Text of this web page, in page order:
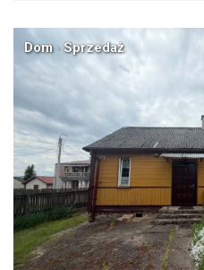
Dom · Sprzedaż